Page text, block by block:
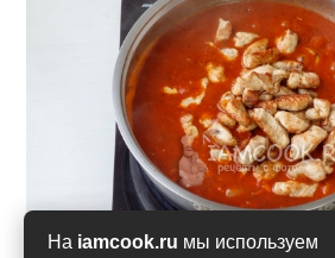
На iamcook.ru мы используем